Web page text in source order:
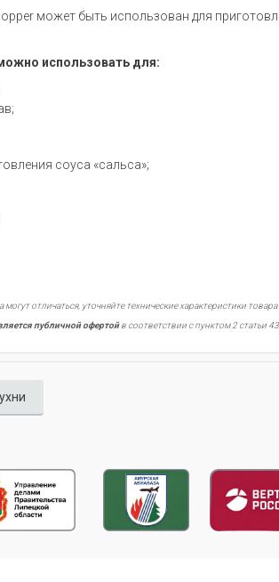
может быть использован для
использовать для:
соуса «сальса»;
могут отличаться, уточняйте технические характеристики
публичной офертойв соответствии с пунктом 2 статьи